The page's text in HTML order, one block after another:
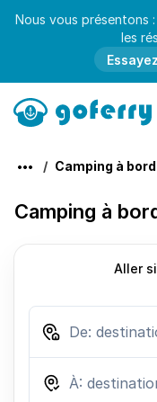
Nous vous présentons
les
Camping à bord
Camping à
Aller